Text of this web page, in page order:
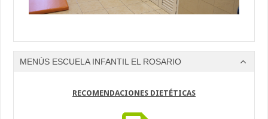
MENÚS ESCUELA INFANTIL EL ROSARIO
RECOMENDACIONES DIETÉTICAS